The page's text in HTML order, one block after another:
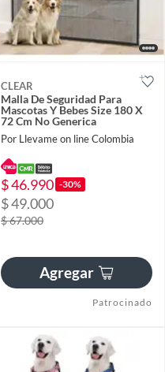
CLEAR
Malla De Seguridad Para
Mascotas Y Bebes Size 180 X
72 Cm No Generica
Por Llevame on line Colombia
$ 46.990 -30%
$ 49.000
$ 67.000
Agregar
Patrocinado